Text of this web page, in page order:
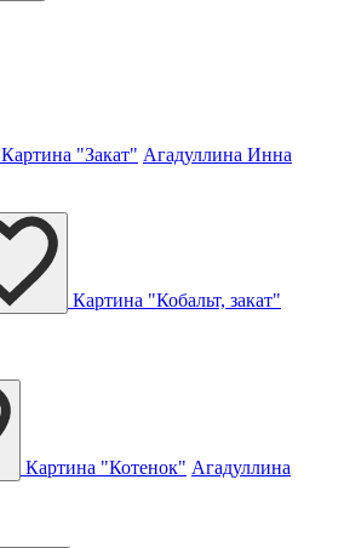
Картина "Закат" Агадуллина Инна
Картина "Кобальт, закат"
Картина "Котенок" Агадуллина